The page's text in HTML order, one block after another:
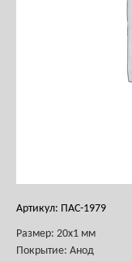
Артикул: ПАС-1979
Размер: 20х1 мм
Покрытие: Анод